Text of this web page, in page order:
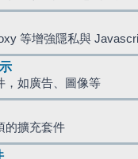
等增強隱私與
，如廣告、圖像等
的擴充套件